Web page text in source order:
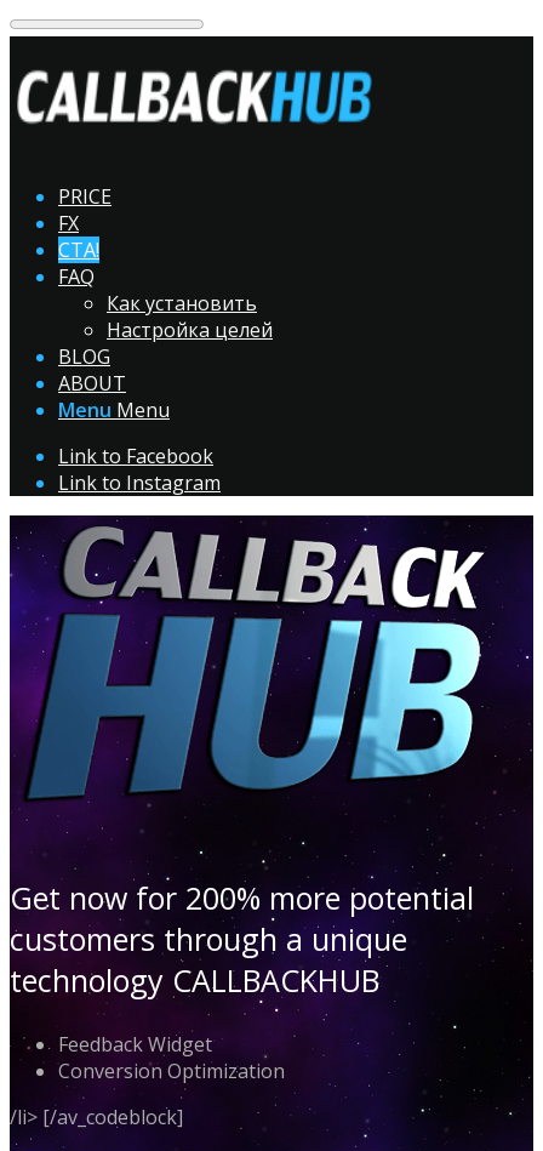
PRICE
FX
CTA!
FAQ
Как установить
Настройка целей
BLOG
ABOUT
Menu Menu
Link to Facebook
Link to Instagram
Get now for 200% more potential
customers through a unique
technology CALLBACKHUB
Feedback Widget
Conversion Optimization
/li> [/av_codeblock]